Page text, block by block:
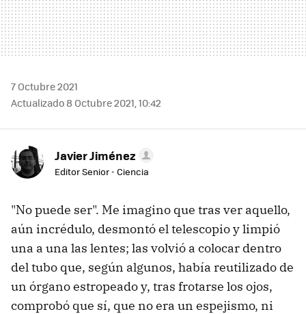
7 Octubre 2021
Actualizado 8 Octubre 2021, 10:42
Javier Jiménez
Editor Senior - Ciencia
"No puede ser". Me imagino que tras ver aquello,
aún incrédulo, desmontó el telescopio y limpió
una a una las lentes; las volvió a colocar dentro
del tubo que, según algunos, había reutilizado de
un órgano estropeado y, tras frotarse los ojos,
comprobó que sí, que no era un espejismo, ni